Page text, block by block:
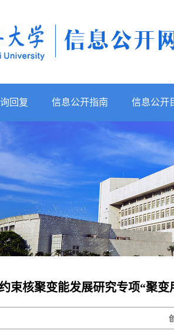
回复 信息公开指南 信息公开
束核聚变能发展研究专项“聚